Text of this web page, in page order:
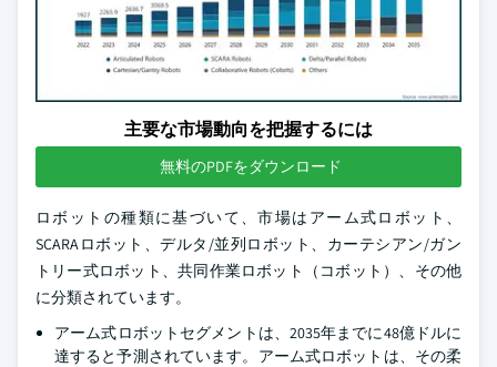
主要な市場動向を把握するには
無料のPDFをダウンロード
ロボットの種類に基づいて、市場はアーム式ロボット、
SCARAロボット、デルタ/並列ロボット、カーテシアン/ガン
トリー式ロボット、共同作業ロボット（コボット）、その他
に分類されています。
アーム式ロボットセグメントは、2035年までに48億ドルに
達すると予測されています。アーム式ロボットは、その柔